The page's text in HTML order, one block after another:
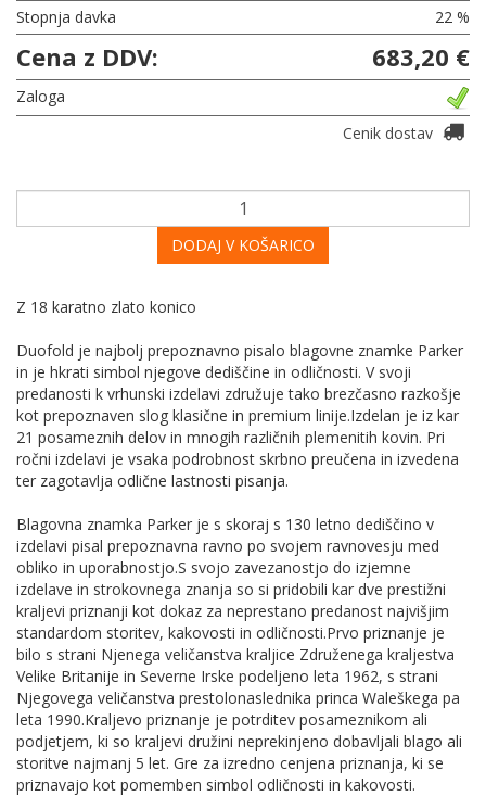
Stopnja davka
22 %
Cena z DDV: 683,20 €
Zaloga
Cenik dostav
DODAJ V KOŠARICO
Z 18 karatno zlato konico
Duofold je najbolj prepoznavno pisalo blagovne znamke Parker
in je hkrati simbol njegove dediščine in odličnosti. V svoji
predanosti k vrhunski izdelavi združuje tako brezčasno razkošje
kot prepoznaven slog klasične in premium linije.Izdelan je iz kar
21 posameznih delov in mnogih različnih plemenitih kovin. Pri
ročni izdelavi je vsaka podrobnost skrbno preučena in izvedena
ter zagotavlja odlične lastnosti pisanja.
Blagovna znamka Parker je s skoraj s 130 letno dediščino v
izdelavi pisal prepoznavna ravno po svojem ravnovesju med
obliko in uporabnostjo.S svojo zavezanostjo do izjemne
izdelave in strokovnega znanja so si pridobili kar dve prestižni
kraljevi priznanji kot dokaz za neprestano predanost najvišjim
standardom storitev, kakovosti in odličnosti.Prvo priznanje je
bilo s strani Njenega veličanstva kraljice Združenega kraljestva
Velike Britanije in Severne Irske podeljeno leta 1962, s strani
Njegovega veličanstva prestolonaslednika princa Waleškega pa
leta 1990.Kraljevo priznanje je potrditev posameznikom ali
podjetjem, ki so kraljevi družini neprekinjeno dobavljali blago ali
storitve najmanj 5 let. Gre za izredno cenjena priznanja, ki se
priznavajo kot pomemben simbol odličnosti in kakovosti.